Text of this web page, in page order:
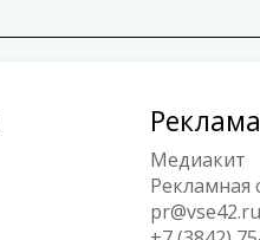
Реклама
Медиакит
Рекламная
pr@vse42.ru